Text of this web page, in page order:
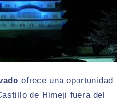
ofrece una oportunidad
de Himeji fuera del